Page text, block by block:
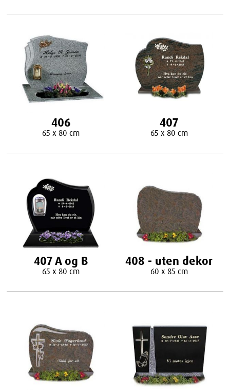
406
65 x 80 cm
407
65 x 80 cm
407 A og B
65 x 80 cm
408 - uten dekor
60 x 85 cm